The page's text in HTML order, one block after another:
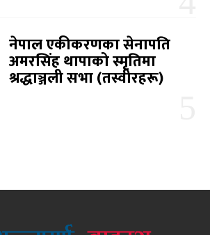
नेपाल एकीकरणका सेनापति
अमरसिंह थापाको स्मृतिमा
श्रद्धाञ्जली सभा (तस्वीरहरू)